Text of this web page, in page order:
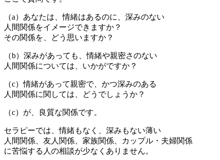
（a）あなたは、情緒はあるのに、深みのない
人間関係をイメージできますか？
その関係を、どう思いますか？
（b）深みがあっても、情緒や親密さのない
人間関係については、いかがですか？
（c）情緒があって親密で、かつ深みのある
人間関係に関しては、どうでしょうか？
（c）が、良質な関係です。
セラピーでは、情緒もなく、深みもない薄い
人間関係、友人関係、家族関係、カップル・夫婦関係
に苦悩する人の相談が少なくありません。